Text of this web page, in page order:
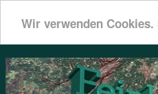
Wir verwenden